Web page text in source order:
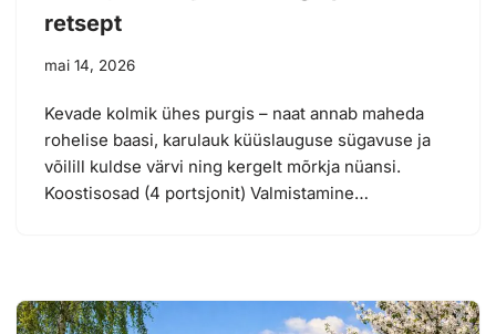
retsept
mai 14, 2026
Kevade kolmik ühes purgis – naat annab maheda
rohelise baasi, karulauk küüslauguse sügavuse ja
võilill kuldse värvi ning kergelt mõrkja nüansi.
Koostisosad (4 portsjonit) Valmistamine…